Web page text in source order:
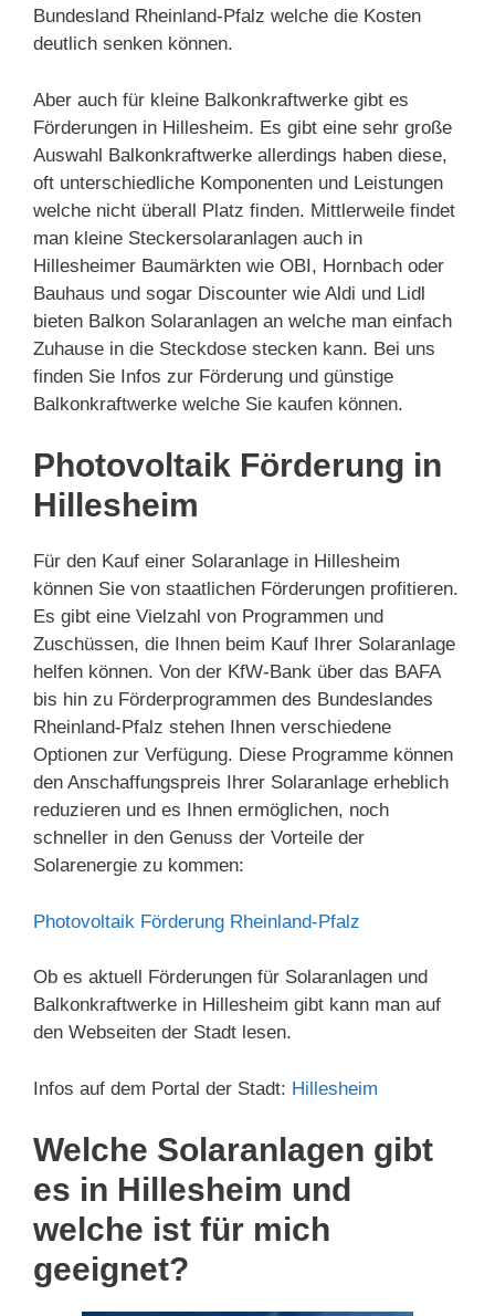
Bundesland Rheinland-Pfalz welche die Kosten
deutlich senken können.
Aber auch für kleine Balkonkraftwerke gibt es
Förderungen in Hillesheim. Es gibt eine sehr große
Auswahl Balkonkraftwerke allerdings haben diese,
oft unterschiedliche Komponenten und Leistungen
welche nicht überall Platz finden. Mittlerweile findet
man kleine Steckersolaranlagen auch in
Hillesheimer Baumärkten wie OBI, Hornbach oder
Bauhaus und sogar Discounter wie Aldi und Lidl
bieten Balkon Solaranlagen an welche man einfach
Zuhause in die Steckdose stecken kann. Bei uns
finden Sie Infos zur Förderung und günstige
Balkonkraftwerke welche Sie kaufen können.
Photovoltaik Förderung in
Hillesheim
Für den Kauf einer Solaranlage in Hillesheim
können Sie von staatlichen Förderungen profitieren.
Es gibt eine Vielzahl von Programmen und
Zuschüssen, die Ihnen beim Kauf Ihrer Solaranlage
helfen können. Von der KfW-Bank über das BAFA
bis hin zu Förderprogrammen des Bundeslandes
Rheinland-Pfalz stehen Ihnen verschiedene
Optionen zur Verfügung. Diese Programme können
den Anschaffungspreis Ihrer Solaranlage erheblich
reduzieren und es Ihnen ermöglichen, noch
schneller in den Genuss der Vorteile der
Solarenergie zu kommen:
Photovoltaik Förderung Rheinland-Pfalz
Ob es aktuell Förderungen für Solaranlagen und
Balkonkraftwerke in Hillesheim gibt kann man auf
den Webseiten der Stadt lesen.
Infos auf dem Portal der Stadt: Hillesheim
Welche Solaranlagen gibt
es in Hillesheim und
welche ist für mich
geeignet?